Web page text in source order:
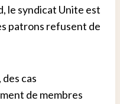
le syndicat Unite est
patrons refusent de
cas
de membres